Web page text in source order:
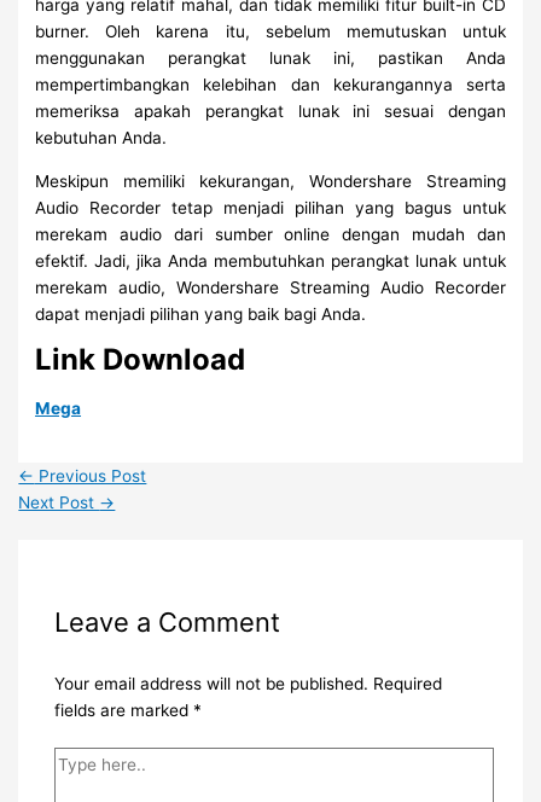
harga yang relatif mahal, dan tidak memiliki fitur built-in CD
burner. Oleh karena itu, sebelum memutuskan untuk
menggunakan perangkat lunak ini, pastikan Anda
mempertimbangkan kelebihan dan kekurangannya serta
memeriksa apakah perangkat lunak ini sesuai dengan
kebutuhan Anda.
Meskipun memiliki kekurangan, Wondershare Streaming
Audio Recorder tetap menjadi pilihan yang bagus untuk
merekam audio dari sumber online dengan mudah dan
efektif. Jadi, jika Anda membutuhkan perangkat lunak untuk
merekam audio, Wondershare Streaming Audio Recorder
dapat menjadi pilihan yang baik bagi Anda.
Link Download
Mega
← Previous Post
Next Post →
Leave a Comment
Your email address will not be published. Required
fields are marked *
Type